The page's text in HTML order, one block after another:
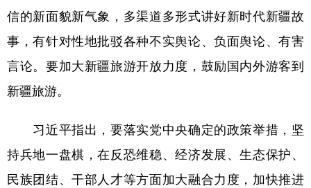
信的新面貌新气象，多渠道多形式讲好新时代新疆故
事，有针对性地批驳各种不实舆论、负面舆论、有害
言论。要加大新疆旅游开放力度，鼓励国内外游客到
新疆旅游。
习近平指出，要落实党中央确定的政策举措，坚
持兵地一盘棋，在反恐维稳、经济发展、生态保护、
民族团结、干部人才等方面加大融合力度，加快推进